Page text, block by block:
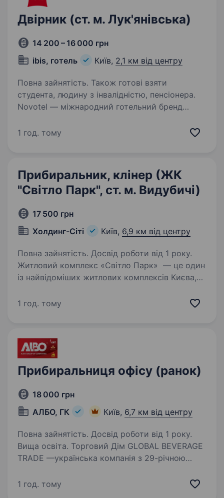
Двірник (ст. м. Лук'янівська)
14 200 – 16 000 грн
ibis, готель
Київ, 2,1 км від центру
Повна зайнятість. Також готові взяти
студента, людину з інвалідністю, пенсіонера.
Novotel — міжнародний готельний бренд
підходом до гостинності, високими
1 год. тому
Прибиральник, клінер (ЖК
"Світло Парк", ст. м. Видубичі)
17 500 грн
Холдинг-Сіті
Київ, 6,9 км від центру
Повна зайнятість. Досвід роботи від 1 року.
Житловий комплекс «Світло Парк» — це один
із найвідоміших житлових комплексів Києва,
ст.м. Видубичі. До складу входять
1 год. тому
Прибиральниця офісу (ранок)
18 000 грн
АЛБО, ГК
Київ, 6,7 км від центру
Повна зайнятість. Досвід роботи від 1 року.
Вища освіта. Торговий Дім GLOBAL BEVERAGE
TRADE —українська компанія з 29-річною
алкогольного ринку. Ми створили такі відомі
1 год. тому